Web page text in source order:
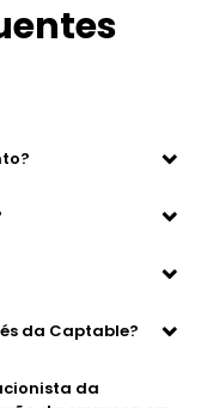
da Captable?
da